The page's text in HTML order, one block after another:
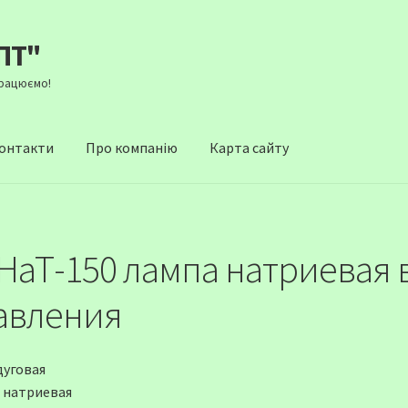
Про компанію Карта сайту
150 лампа натриевая
натриевая